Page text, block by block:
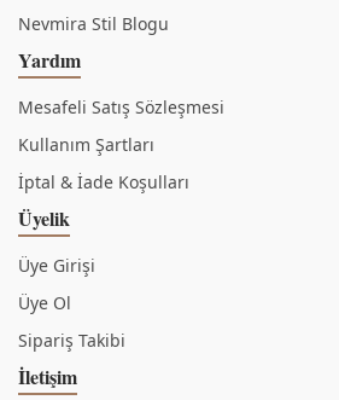
Nevmira Stil Blogu
Yardım
Mesafeli Satış Sözleşmesi
Kullanım Şartları
İptal & İade Koşulları
Üyelik
Üye Girişi
Üye Ol
Sipariş Takibi
İletişim